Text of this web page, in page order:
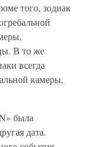
того, зодиак
В то же
всегда
камеры,
была
дата.